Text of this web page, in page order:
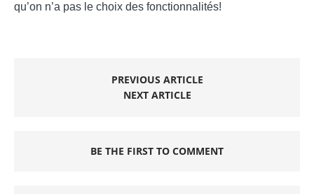
qu’on n’a pas le choix des fonctionnalités!
PREVIOUS ARTICLE
NEXT ARTICLE
BE THE FIRST TO COMMENT